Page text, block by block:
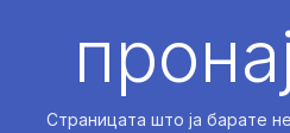
Страницата што ја барате